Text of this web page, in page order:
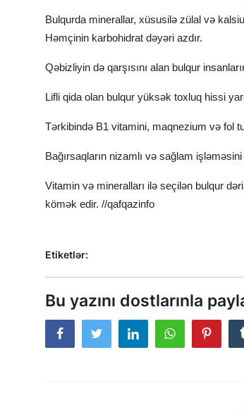
Bulqurda minerallar, xüsusilə zülal və
Həmçinin karbohidrat dəyəri azdır.
Qəbizliyin də qarşısını alan bulqur
Lifli qida olan bulqur yüksək toxluq hissi
Tərkibində B1 vitamini, maqnezium və fol
Bağırsaqların nizamlı və sağlam
Vitamin və mineralları ilə seçilən bulqur
kömək edir. //qafqazinfo
Etiketlər:
Bu yazını dostlarınla